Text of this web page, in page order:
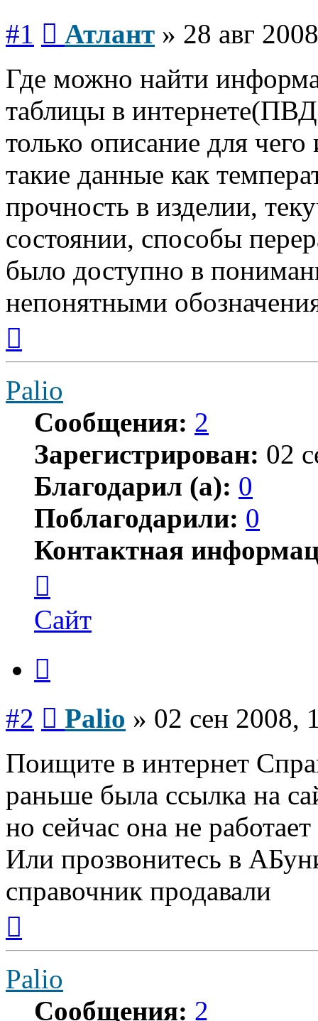
#1 Атлант » 28 авг
Где можно найти
таблицы в
только описание для
такие данные как
прочность в изделии,
состоянии, способы
было доступно в
непонятными
началу
Palio
Сообщения: 2
Зарегистрирован: 02
Благодарил (а): 0
Поблагодарили: 0
Контактная
пользователя
Palio
Сайт
#2 Palio » 02 сен 2008,
Поищите в интернет
раньше была ссылка на
но сейчас она не работает
Или прозвонитесь в
справочник продавали
началу
Palio
Сообщения: 2